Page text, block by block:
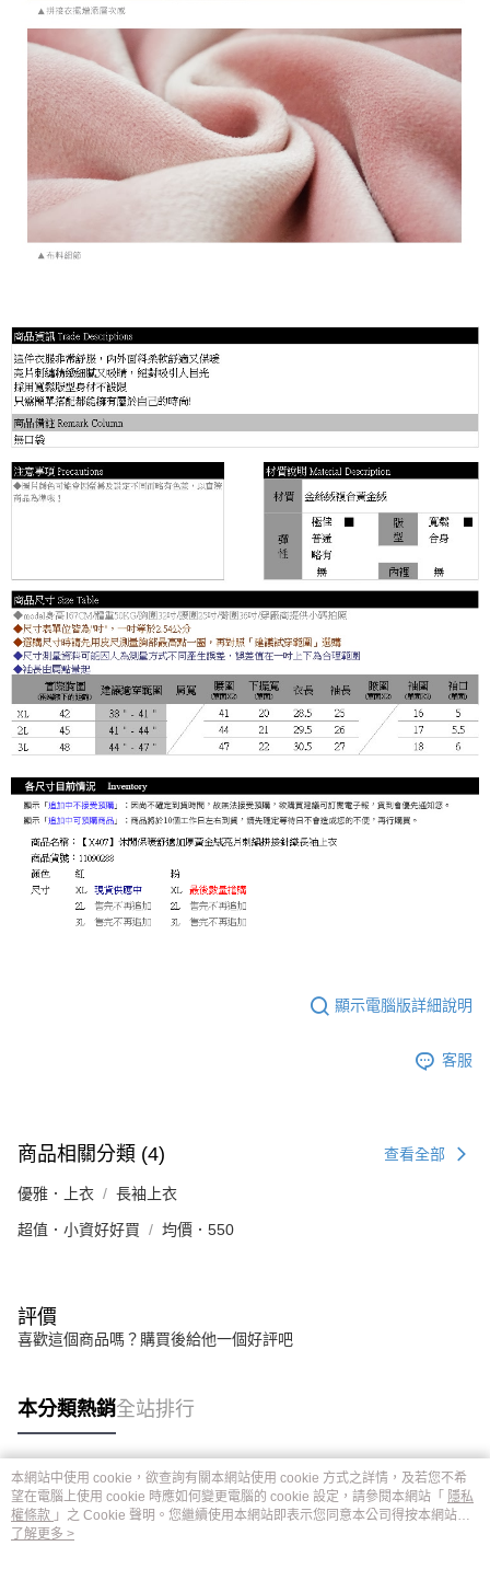
顯示電腦版詳細說明
客服
商品相關分類 (4) 查看全部
優雅．上衣 長袖上衣
超值．小資好好買 均價．550
評價
喜歡這個商品嗎？購買後給他一個好評吧
本分類熱銷全站排行
熱門標籤
本網站中使用 cookie，欲查詢有關本網站使用 cookie 方式之詳情，及若您不希
望在電腦上使用 cookie 時應如何變更電腦的 cookie 設定，請參閱本網站「 隱私
權條款 」之 Cookie 聲明。您繼續使用本網站即表示您同意本公司得按本網站使
用條款之 Cookie 聲明使用 cookie。
了解更多 >